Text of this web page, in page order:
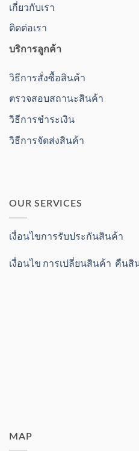
เกี่ยวกับเรา
ติดต่อเรา
บริการลูกค้า
วิธีการสั่งซื้อสินค้า
ตรวจสอบสถานะสินค้า
วิธีการชำระเงิน
วิธีการจัดส่งสินค้า
OUR SERVICES
เงื่อนไขการรับประกันสินค้า
เงื่อนไข การเปลี่ยนสินค้า คืน
MAP